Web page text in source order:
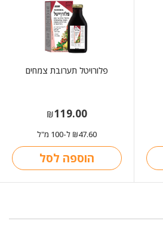
פלורויטל תערובת צמחים
₪119.00
₪47.60 ל-100 מ"ל
הוספה לסל